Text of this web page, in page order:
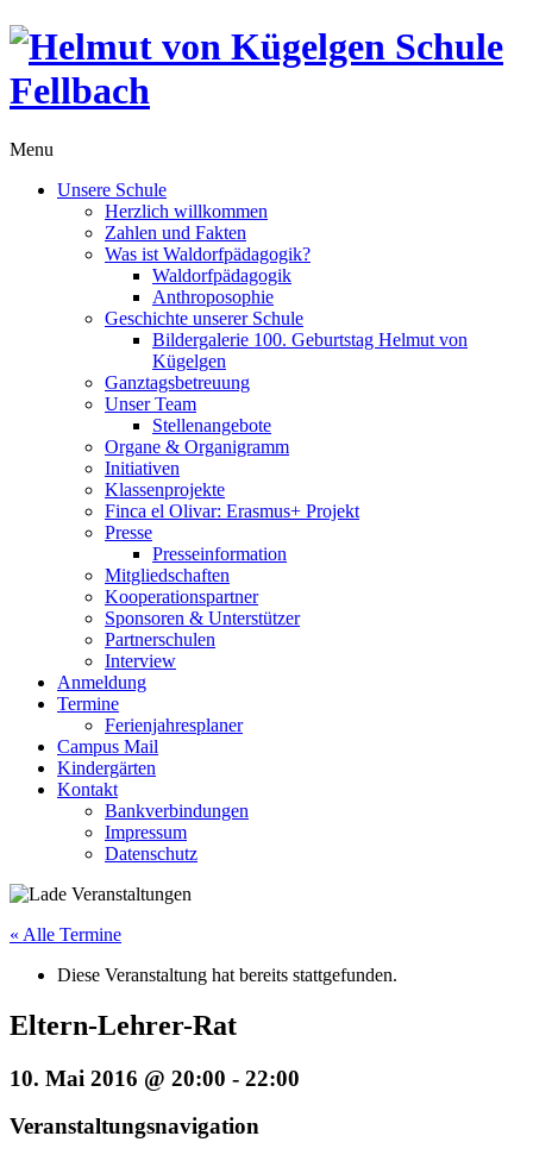
Menu
Unsere Schule
Herzlich willkommen
Zahlen und Fakten
Was ist Waldorfpädagogik?
Waldorfpädagogik
Anthroposophie
Geschichte unserer Schule
Bildergalerie 100. Geburtstag Helmut von
Kügelgen
Ganztagsbetreuung
Unser Team
Stellenangebote
Organe & Organigramm
Initiativen
Klassenprojekte
Finca el Olivar: Erasmus+ Projekt
Presse
Presseinformation
Mitgliedschaften
Kooperationspartner
Sponsoren & Unterstützer
Partnerschulen
Interview
Anmeldung
Termine
Ferienjahresplaner
Campus Mail
Kindergärten
Kontakt
Bankverbindungen
Impressum
Datenschutz
« Alle Termine
Diese Veranstaltung hat bereits stattgefunden.
Eltern-Lehrer-Rat
10. Mai 2016 @ 20:00 - 22:00
Veranstaltungsnavigation